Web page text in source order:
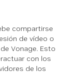
compartirse
de vídeo o
Vonage. Esto
con los
de los